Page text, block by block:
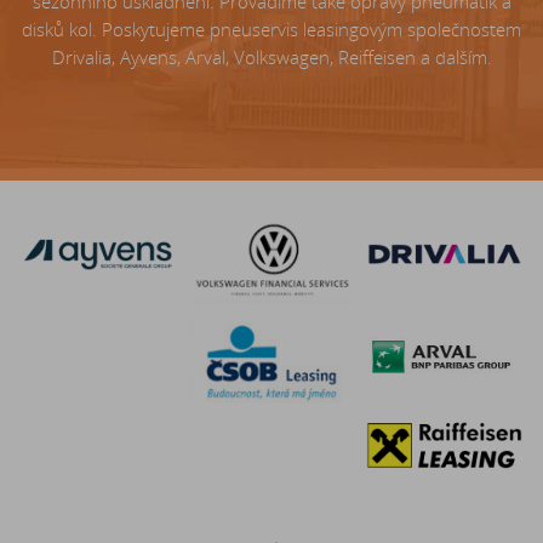
disků kol. Poskytujeme pneuservis leasingovým společnostem
Drivalia, Ayvens, Arval, Volkswagen, Reiffeisen a dalším.